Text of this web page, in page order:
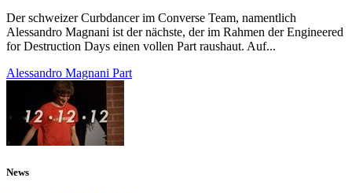
Der schweizer Curbdancer im Converse Team, namentlich
Alessandro Magnani ist der nächste, der im Rahmen der Engineered
for Destruction Days einen vollen Part raushaut. Auf...
Alessandro Magnani Part
News